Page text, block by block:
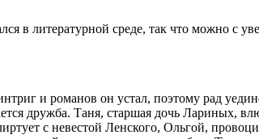
литературной среде, так что можно с
и романов он устал, поэтому рад
дружба. Таня, старшая дочь Лариных,
с невестой Ленского, Ольгой,